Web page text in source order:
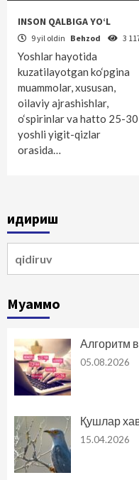
INSON QALBIGA YO‘L
9 yil oldin Behzod 3
Yoshlar hayotida
kuzatilayotgan ko‘pgina
muammolar, xususan,
oilaviy ajrashishlar,
o‘spirinlar va hatto 25-30
yoshli yigit-qizlar
orasida…
Қидириш
Муаммо
Алгоритм
05.08.2026
Қушлар
15.04.2026